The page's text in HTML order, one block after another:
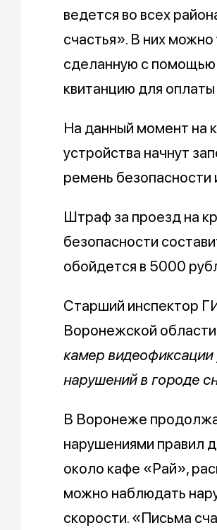
ведется во всех
счастья». В них
сделанную с помощью
квитанцию для
На данный момент на
устройства начнут
ремень безопасности
Штраф за проезд на
безопасности
обойдется в 5000
Старший инспектор
Воронежской
камер видеофиксации
нарушений в городе
В Воронеже
нарушениями правил
около кафе «Рай»,
можно наблюдать
скорости. «Письма